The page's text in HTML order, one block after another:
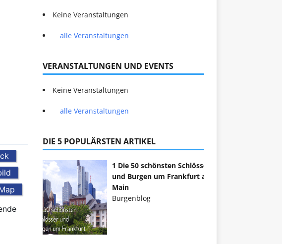
Keine Veranstaltungen
alle Veranstaltungen
VERANSTALTUNGEN UND EVENTS
Keine Veranstaltungen
alle Veranstaltungen
DIE 5 POPULÄRSTEN ARTIKEL
1 Die 50 schönsten Schlösser
und Burgen um Frankfurt am
Main
Burgenblog